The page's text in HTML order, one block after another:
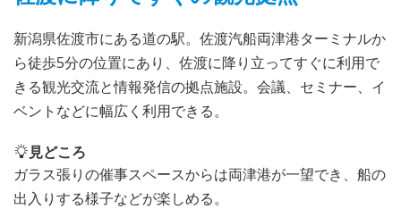
新潟県佐渡市にある道の駅。佐渡汽船両津港ターミナルか
ら徒歩5分の位置にあり、佐渡に降り立ってすぐに利用で
きる観光交流と情報発信の拠点施設。会議、セミナー、イ
ベントなどに幅広く利用できる。
見どころ
ガラス張りの催事スペースからは両津港が一望でき、船の
出入りする様子などが楽しめる。